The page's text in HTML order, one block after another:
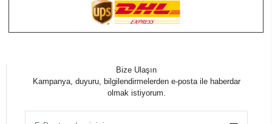
Bize Ulaşın
Kampanya, duyuru, bilgilendirmelerden e-posta ile haberdar
olmak istiyorum.